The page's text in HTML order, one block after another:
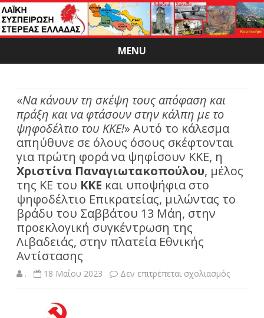
MENU
Skip
«Να κάνουν τη σκέψη τους απόφαση και
πράξη και να φτάσουν στην κάλπη με το
ψηφοδέλτιο του ΚΚΕ!» Αυτό το κάλεσμα
απηύθυνε σε όλους όσους σκέφτονται
για πρώτη φορά να ψηφίσουν ΚΚΕ, η
Χριστίνα Παναγιωτακοπούλου, μέλος
της ΚΕ του ΚΚΕ και υποψήφια στο
ψηφοδέλτιο Επικρατείας, μιλώντας το
βράδυ του Σαββάτου 13 Μάη, στην
προεκλογική συγκέντρωση της
Λιβαδειάς, στην πλατεία Εθνικής
Αντίστασης
. 18 Μαΐου 2023 Δεν επιτρέπεται σχολιασμόςστο